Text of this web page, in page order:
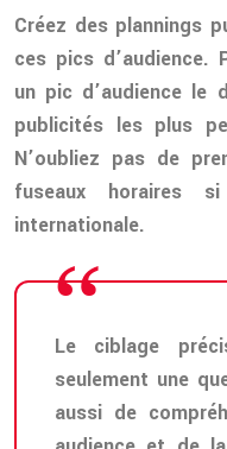
Créez des plannings
ces pics d’audience.
un pic d’audience le
publicités les plus
N’oubliez pas de
fuseaux horaires
internationale.
Le ciblage
seulement une
aussi de